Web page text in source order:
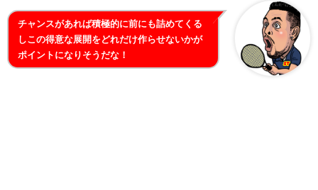
チャンスがあれば積極的に前にも詰めてくる
しこの得意な展開をどれだけ作らせないかが
ポイントになりそうだな！